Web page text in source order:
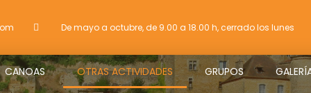
De mayo a octubre, de 9.00 a 18.00 h, cerrado los lunes
CANOAS OTRAS ACTIVIDADES GRUPOS